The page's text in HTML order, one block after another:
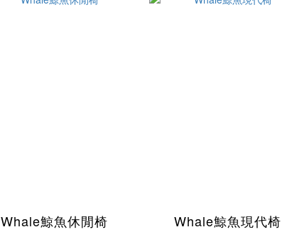
Whale鯨魚休閒椅 Whale鯨魚現代椅